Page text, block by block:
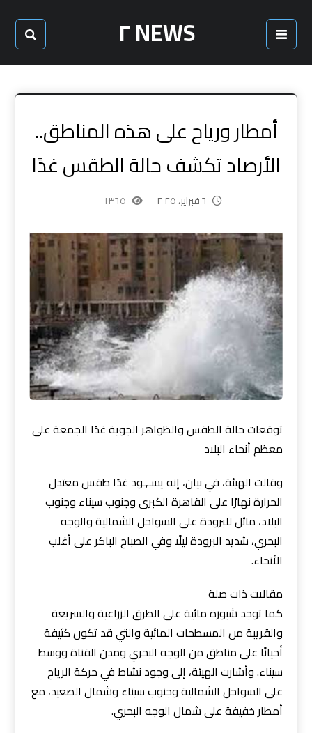
NEWS ٢
أمطار ورياح على هذه المناطق..
الأرصاد تكشف حالة الطقس غدًا
٦ فبراير، ٢٠٢٥ ١٣٦٥
توقعات حالة الطقس والظواهر الجوية غدًا الجمعة على
معظم أنحاء البلاد
وقالت الهيئة، في بيان، إنه يسـ,ـود غدًا طقس معتدل
الحرارة نهارًا على القاهرة الكبرى وجنوب سيناء وجنوب
البلاد، مائل للبرودة على السواحل الشمالية والوجه
البحري، شديد البرودة ليلًا وفي الصباح الباكر على أغلب
الأنحاء.
مقالات ذات صلة
كما توجد شبورة مائية على الطرق الزراعية والسريعة
والقريبة من المسطحات المائية والتي قد تكون كثيفة
أحيانًا على مناطق من الوجه البحري ومدن القناة ووسط
سيناء. وأشارت الهيئة، إلى وجود نشاط في حركة الرياح
على السواحل الشمالية وجنوب سيناء وشمال الصعيد، مع
أمطار خفيفة على شمال الوجه البحري.